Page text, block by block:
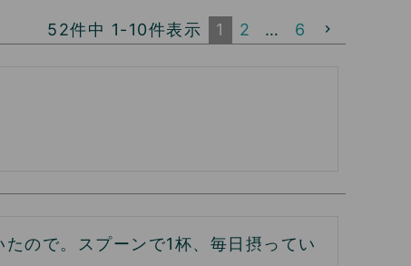
52件中 1-10件表示 1 2 … 6
ので。スプーンで1杯、毎日摂ってい